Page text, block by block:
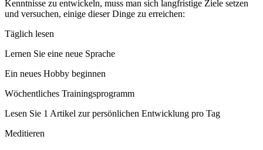
Kenntnisse zu entwickeln, muss man sich langfristige Ziele setzen
und versuchen, einige dieser Dinge zu erreichen:
Täglich lesen
Lernen Sie eine neue Sprache
Ein neues Hobby beginnen
Wöchentliches Trainingsprogramm
Lesen Sie 1 Artikel zur persönlichen Entwicklung pro Tag
Meditieren